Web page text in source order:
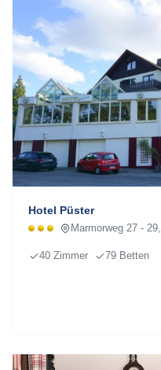
Hotel Püster
Marmorweg 27 -
40 Zimmer 79 Betten